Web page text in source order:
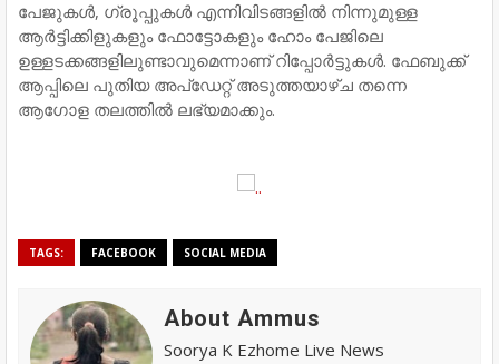
പേജുകള്‍, ഗ്രൂപ്പുകള്‍ എന്നിവിടങ്ങളില്‍ നിന്നുമുള്ള
ആര്‍ട്ടിക്കിളുകളും ഫോട്ടോകളും ഹോം പേജിലെ
ഉള്ളടക്കങ്ങളിലുണ്ടാവുമെന്നാണ് റിപ്പോര്‍ട്ടുകള്‍. ഫേബുക്ക്
ആപ്പിലെ പുതിയ അപ്‌ഡേറ്റ് അടുത്തയാഴ്ച തന്നെ
ആഗോള തലത്തില്‍ ലഭ്യമാക്കും.
TAGS: FACEBOOK SOCIAL MEDIA
About Ammus
Soorya K Ezhome Live News